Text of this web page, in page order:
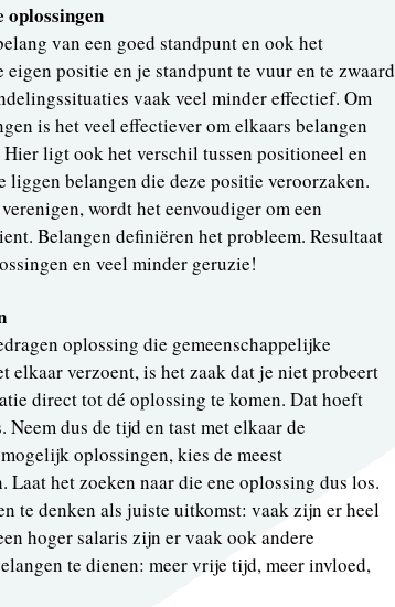
oplossingen
van een goed standpunt en ook het
positie en je standpunt te vuur en te zwaard
vaak veel minder effectief. Om
is het veel effectiever om elkaars belangen
ligt ook het verschil tussen positioneel en
belangen die deze positie veroorzaken.
wordt het eenvoudiger om een
Belangen definiëren het probleem. Resultaat
en veel minder geruzie!
oplossing die gemeenschappelijke
elkaar verzoent, is het zaak dat je niet probeert
direct tot dé oplossing te komen. Dat hoeft
dus de tijd en tast met elkaar de
oplossingen, kies de meest
Laat het zoeken naar die ene oplossing dus los.
te denken als juiste uitkomst: vaak zijn er heel
hoger salaris zijn er vaak ook andere
te dienen: meer vrije tijd, meer invloed,